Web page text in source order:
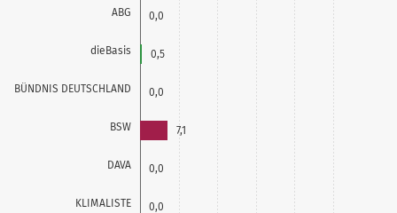
ABG
dieBasis
BÜNDNIS DEUTSCHLAND
BSW
DAVA
KLIMALISTE
0,0
0,5
0,0
7,1
0,0
0,0